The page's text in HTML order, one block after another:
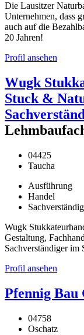
Die Lausitzer
Unternehmen, dass
auch auf die
20 Jahren!
Profil ansehen
Wugk
Stuck &
04425
Taucha
Ausführung
Handel
Wugk
Gestaltung,
Sachverständiger
Profil ansehen
Pfennig
04758
Oschatz